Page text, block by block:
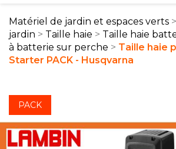
Matériel de jardin et espaces verts
jardin
Taille haie Taille haie
à batterie sur perche
Taille haie
Starter PACK - Husqvarna
PACK